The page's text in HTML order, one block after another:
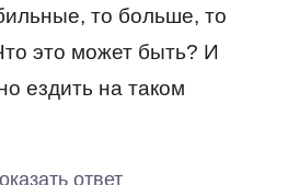
то больше, то
это может быть? И
ездить на таком